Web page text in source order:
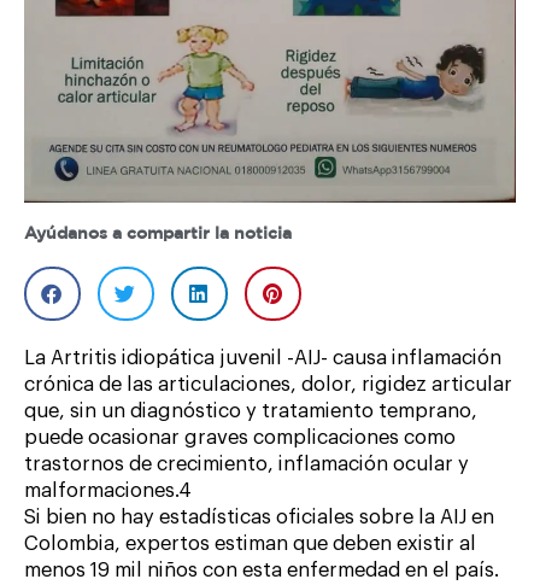
Ayúdanos a compartir la noticia
La Artritis idiopática juvenil -AIJ- causa inflamación
crónica de las articulaciones, dolor, rigidez articular
que, sin un diagnóstico y tratamiento temprano,
puede ocasionar graves complicaciones como
trastornos de crecimiento, inflamación ocular y
malformaciones.4
Si bien no hay estadísticas oficiales sobre la AIJ en
Colombia, expertos estiman que deben existir al
menos 19 mil niños con esta enfermedad en el país.